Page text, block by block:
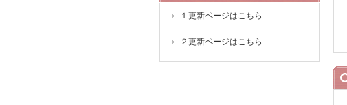
１更新ページはこちら
２更新ページはこちら